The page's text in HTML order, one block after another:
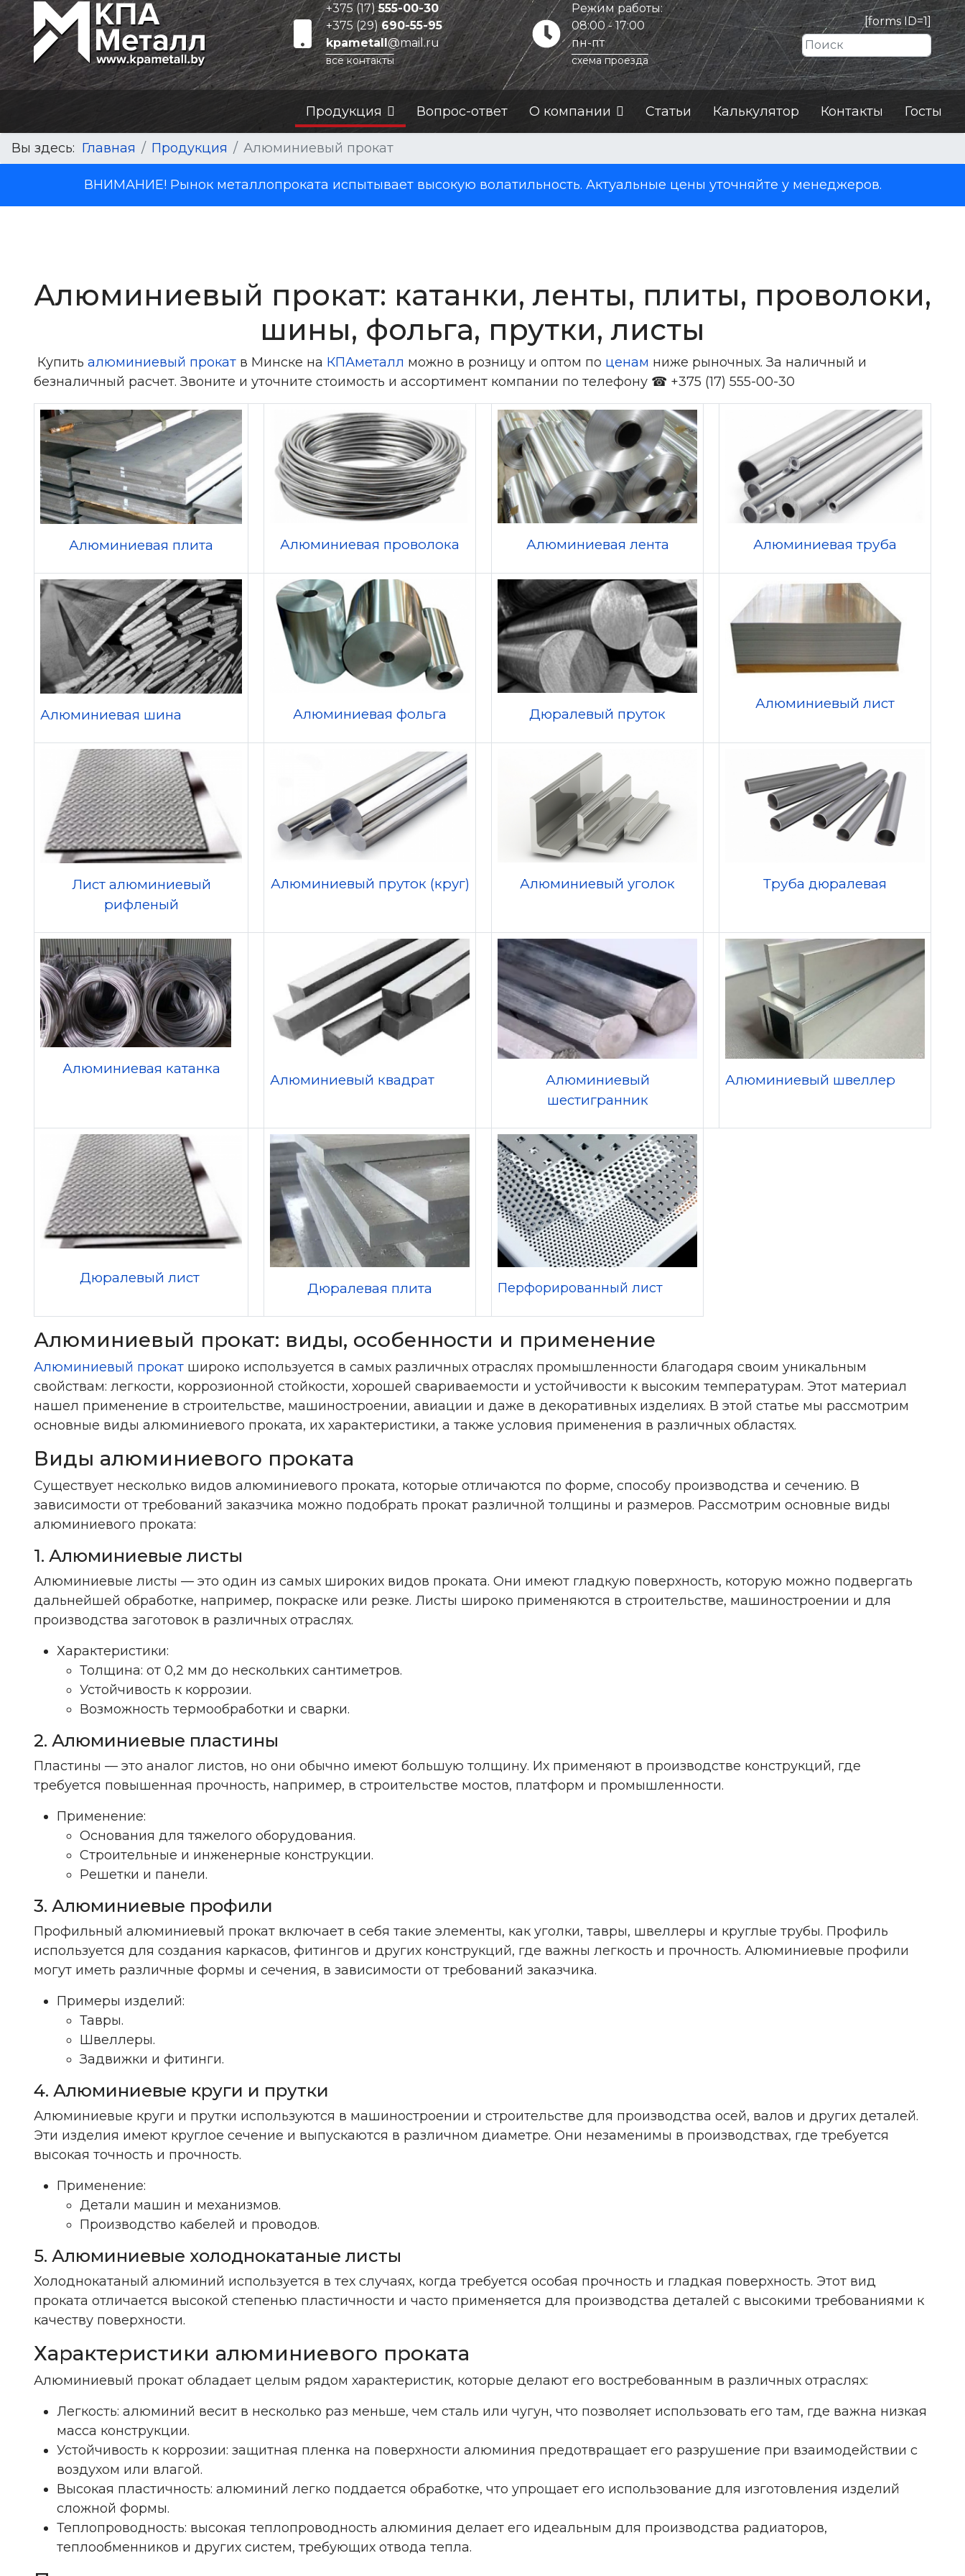
+375 (17)555-00-30
+375 (29)690-55-95
kpametall@mail.ru
все контакты
Режим работы:
08:00 - 17:00
пн-пт
схема проезда
[forms ID=1]
Продукция Вопрос-ответ О компании Статьи Калькулятор Контакты Госты
Вы здесь: Главная Продукция Алюминиевый прокат
ВНИМАНИЕ! Рынок металлопроката испытывает высокую волатильность. Актуальные цены уточняйте у менеджеров.
Алюминиевый прокат: катанки, ленты, плиты, проволоки,
шины, фольга, прутки, листы
Купить алюминиевый прокат в Минске на КПАметалл можно в розницу и оптом по ценам ниже рыночных. За наличный и
безналичный расчет. Звоните и уточните стоимость и ассортимент компании по телефону ☎ +375 (17) 555-00-30
Алюминиевая плита Алюминиевая проволока Алюминиевая лента Алюминиевая труба
Алюминиевая шина Алюминиевая фольга Дюралевый пруток
Алюминиевый лист
Лист алюминиевый
рифленый
Алюминиевый пруток (круг) Алюминиевый уголок Труба дюралевая
Алюминиевая катанка
Алюминиевый квадрат
Алюминиевый
шестигранник
Алюминиевый швеллер
Дюралевый лист
Дюралевая плита Перфорированный лист
Алюминиевый прокат: виды, особенности и применение
Алюминиевый прокат широко используется в самых различных отраслях промышленности благодаря своим уникальным
свойствам: легкости, коррозионной стойкости, хорошей свариваемости и устойчивости к высоким температурам. Этот материал
нашел применение в строительстве, машиностроении, авиации и даже в декоративных изделиях. В этой статье мы рассмотрим
основные виды алюминиевого проката, их характеристики, а также условия применения в различных областях.
Виды алюминиевого проката
Существует несколько видов алюминиевого проката, которые отличаются по форме, способу производства и сечению. В
зависимости от требований заказчика можно подобрать прокат различной толщины и размеров. Рассмотрим основные виды
алюминиевого проката:
1. Алюминиевые листы
Алюминиевые листы — это один из самых широких видов проката. Они имеют гладкую поверхность, которую можно подвергать
дальнейшей обработке, например, покраске или резке. Листы широко применяются в строительстве, машиностроении и для
производства заготовок в различных отраслях.
Характеристики:
Толщина: от 0,2 мм до нескольких сантиметров.
Устойчивость к коррозии.
Возможность термообработки и сварки.
2. Алюминиевые пластины
Пластины — это аналог листов, но они обычно имеют большую толщину. Их применяют в производстве конструкций, где
требуется повышенная прочность, например, в строительстве мостов, платформ и промышленности.
Применение:
Основания для тяжелого оборудования.
Строительные и инженерные конструкции.
Решетки и панели.
3. Алюминиевые профили
Профильный алюминиевый прокат включает в себя такие элементы, как уголки, тавры, швеллеры и круглые трубы. Профиль
используется для создания каркасов, фитингов и других конструкций, где важны легкость и прочность. Алюминиевые профили
могут иметь различные формы и сечения, в зависимости от требований заказчика.
Примеры изделий:
Тавры.
Швеллеры.
Задвижки и фитинги.
4. Алюминиевые круги и прутки
Алюминиевые круги и прутки используются в машиностроении и строительстве для производства осей, валов и других деталей.
Эти изделия имеют круглое сечение и выпускаются в различном диаметре. Они незаменимы в производствах, где требуется
высокая точность и прочность.
Применение:
Детали машин и механизмов.
Производство кабелей и проводов.
5. Алюминиевые холоднокатаные листы
Холоднокатаный алюминий используется в тех случаях, когда требуется особая прочность и гладкая поверхность. Этот вид
проката отличается высокой степенью пластичности и часто применяется для производства деталей с высокими требованиями к
качеству поверхности.
Характеристики алюминиевого проката
Алюминиевый прокат обладает целым рядом характеристик, которые делают его востребованным в различных отраслях:
Легкость: алюминий весит в несколько раз меньше, чем сталь или чугун, что позволяет использовать его там, где важна низкая
масса конструкции.
Устойчивость к коррозии: защитная пленка на поверхности алюминия предотвращает его разрушение при взаимодействии с
воздухом или влагой.
Высокая пластичность: алюминий легко поддается обработке, что упрощает его использование для изготовления изделий
сложной формы.
Теплопроводность: высокая теплопроводность алюминия делает его идеальным для производства радиаторов,
теплообменников и других систем, требующих отвода тепла.